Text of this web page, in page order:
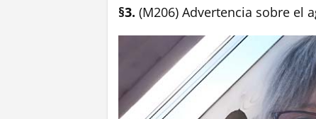
§3. (M206) Advertencia sobre el